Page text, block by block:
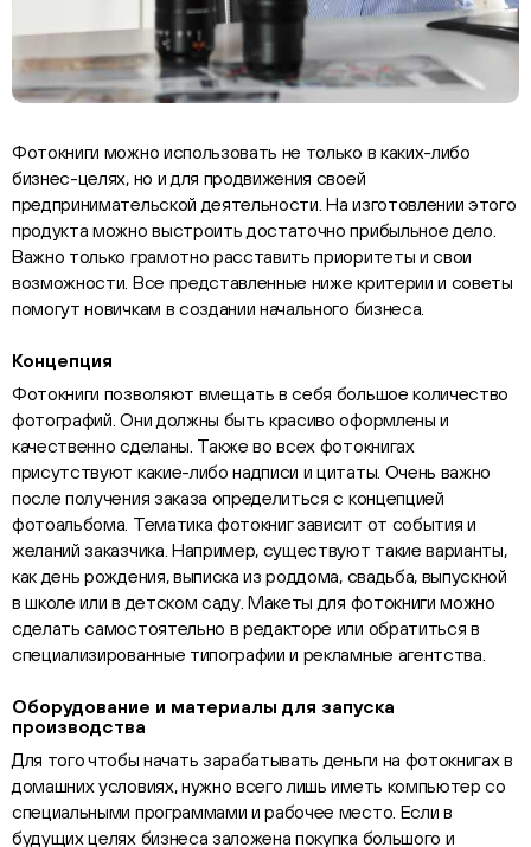
Фотокниги можно использовать не только в каких-либо
бизнес-целях, но и для продвижения своей
предпринимательской деятельности. На изготовлении этого
продукта можно выстроить достаточно прибыльное дело.
Важно только грамотно расставить приоритеты и свои
возможности. Все представленные ниже критерии и советы
помогут новичкам в создании начального бизнеса.
Концепция
Фотокниги позволяют вмещать в себя большое количество
фотографий. Они должны быть красиво оформлены и
качественно сделаны. Также во всех фотокнигах
присутствуют какие-либо надписи и цитаты. Очень важно
после получения заказа определиться с концепцией
фотоальбома. Тематика фотокниг зависит от события и
желаний заказчика. Например, существуют такие варианты,
как день рождения, выписка из роддома, свадьба, выпускной
в школе или в детском саду. Макеты для фотокниги можно
сделать самостоятельно в редакторе или обратиться в
специализированные типографии и рекламные агентства.
Оборудование и материалы для запуска
производства
Для того чтобы начать зарабатывать деньги на фотокнигах в
домашних условиях, нужно всего лишь иметь компьютер со
специальными программами и рабочее место. Если в
будущих целях бизнеса заложена покупка большого и